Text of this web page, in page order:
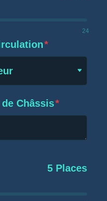
24
*
Châssis*
5 Places